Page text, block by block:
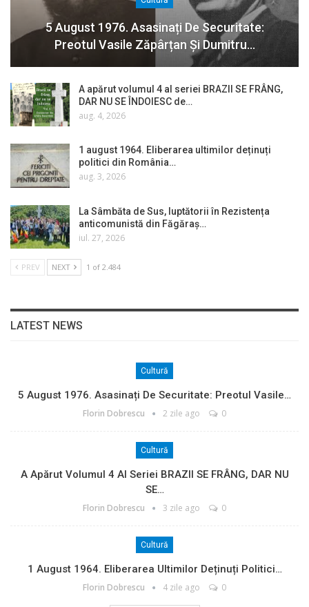
5 August 1976. Asasinați De Securitate:
Preotul Vasile Zăpârțan Și Dumitru…
A apărut volumul 4 al seriei BRAZII SE FRÂNG,
DAR NU SE ÎNDOIESC de…
aug. 4, 2026
1 august 1964. Eliberarea ultimilor deținuți
politici din România…
aug. 3, 2026
La Sâmbăta de Sus, luptătorii în Rezistența
anticomunistă din Făgăraș…
iul. 27, 2026
PREV NEXT 1 of 2.484
LATEST NEWS
Cultură
5 August 1976. Asasinați De Securitate: Preotul Vasile…
Florin Dobrescu 2 zile ago 0
Cultură
A Apărut Volumul 4 Al Seriei BRAZII SE FRÂNG, DAR NU
SE…
Florin Dobrescu 3 zile ago 0
Cultură
1 August 1964. Eliberarea Ultimilor Deținuți Politici…
Florin Dobrescu 4 zile ago 0